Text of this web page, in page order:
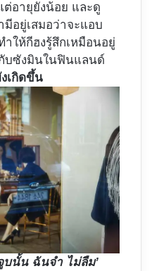
ต่อายุยังน้อย และดู
มีอยู่เสมอว่าจะแอบ
ให้กีฮงรู้สึกเหมือนอยู่
กับซังมินในฟินแลนด์
เกิดขึ้น
บนั้น ฉันจำ ไม่ลืม’